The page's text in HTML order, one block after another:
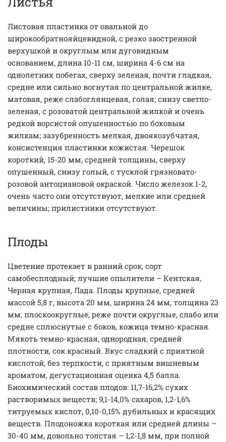
Листовая пластинка от овальной до
широкообратнояйцевидной, с резко заостренной
верхушкой и округлым или дуговидным
основанием, длина 10-11 см, ширина 4-6 см на
однолетних побегах, сверху зеленая, почти гладкая,
средне или сильно вогнутая по центральной жилке,
матовая, реже слабоглянцевая, голая; снизу светло-
зеленая, с розоватой центральной жилкой и очень
редкой ворсистой опушенностью по боковым
жилкам; зазубренность мелкая, двоякозубчатая,
консистенция пластинки кожистая. Черешок
короткий, 15-20 мм, средней толщины, сверху
опушенный, снизу голый, с тусклой грязновато-
розовой антоциановой окраской. Число железок 1-2,
очень часто они отсутствуют, мелкие или средней
величины; прилистники отсутствуют.
Плоды
Цветение протекает в ранний срок, сорт
самобесплодный; лучшие опылители – Кентская,
Черная крупная, Лада. Плоды крупные, средней
массой 5,8 г, высота 20 мм, ширина 24 мм, толщина 23
мм, плоскоокруглые, реже почти округлые, слабо или
средне сплюснутые с боков, кожица темно-красная.
Мякоть темно-красная, однородная, средней
плотности, сок красный. Вкус сладкий с приятной
кислотой, без терпкости, с приятным вишневым
ароматом, дегустационная оценка 4,5 балла.
Биохимический состав плодов: 11,7-16,2% сухих
растворимых веществ; 9,1-14,0% сахаров, 1,2-1,6%
титруемых кислот, 0,10-0,15% дубильных и красящих
веществ. Плодоножка короткая или средней длины –
30-40 мм, довольно толстая – 1,2-1,8 мм, при полной